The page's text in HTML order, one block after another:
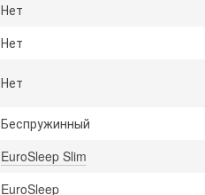
Нет
Нет
Нет
Беспружинный
EuroSleep Slim
EuroSleep